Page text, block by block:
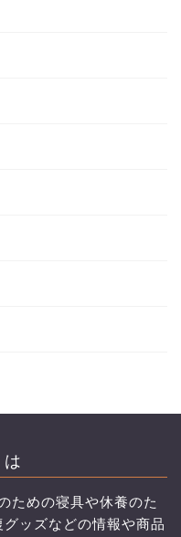
ための寝具や休養のた
ッズなどの情報や商品